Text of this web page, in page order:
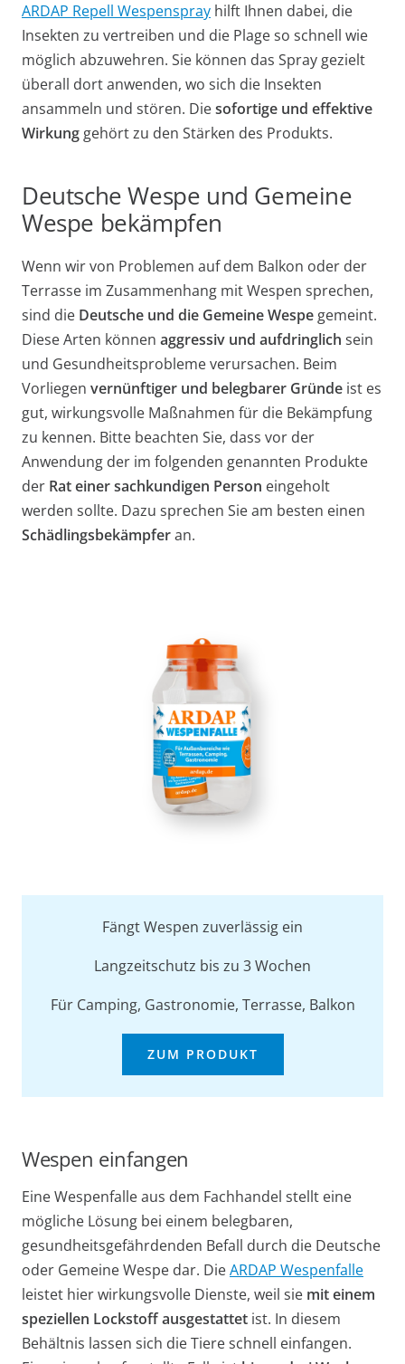
ARDAP Repell Wespenspray hilft Ihnen dabei, die
Insekten zu vertreiben und die Plage so schnell wie
möglich abzuwehren. Sie können das Spray gezielt
überall dort anwenden, wo sich die Insekten
ansammeln und stören. Diesofortige und effektive
Wirkung gehört zu den Stärken des Produkts.
Deutsche Wespe und Gemeine
Wespe bekämpfen
Wenn wir von Problemen auf dem Balkon oder der
Terrasse im Zusammenhang mit Wespen sprechen,
sind die Deutsche und die Gemeine Wespe gemeint.
Diese Arten können aggressiv und aufdringlich sein
und Gesundheitsprobleme verursachen. Beim
Vorliegen vernünftiger und belegbarer Gründe ist es
gut, wirkungsvolle Maßnahmen für die Bekämpfung
zu kennen. Bitte beachten Sie, dass vor der
Anwendung der im folgenden genannten Produkte
der Rat einer sachkundigen Person eingeholt
werden sollte. Dazu sprechen Sie am besten einen
Schädlingsbekämpferan.
Fängt Wespen zuverlässig ein
Langzeitschutz bis zu 3 Wochen
Für Camping, Gastronomie, Terrasse, Balkon
ZUM PRODUKT
Wespen einfangen
Eine Wespenfalle aus dem Fachhandel stellt eine
mögliche Lösung bei einem belegbaren,
gesundheitsgefährdenden Befall durch die Deutsche
oder Gemeine Wespe dar. DieARDAP Wespenfalle
leistet hier wirkungsvolle Dienste, weil sie mit einem
speziellen Lockstoff ausgestattet ist. In diesem
Behältnis lassen sich die Tiere schnell einfangen.